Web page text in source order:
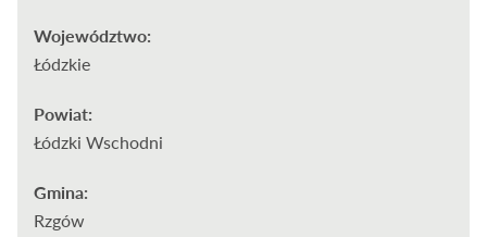
Województwo:
Łódzkie
Powiat:
Łódzki Wschodni
Gmina:
Rzgów